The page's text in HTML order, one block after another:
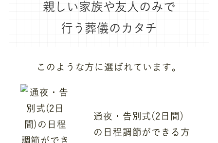
親しい家族や友人のみで
行う葬儀のカタチ
このような方に選ばれています。
通夜・告別式(2日間)
の日程調節ができる方